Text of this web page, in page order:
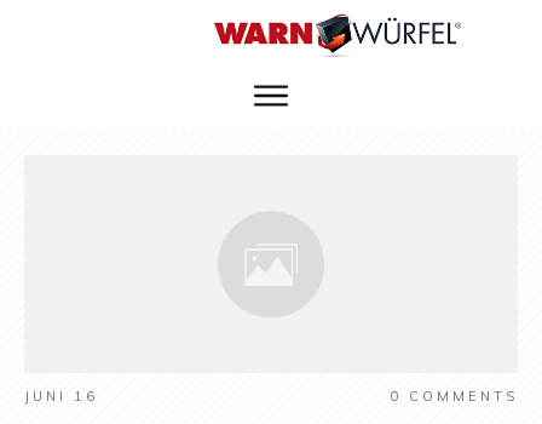
JUNI 16 0 COMMENTS